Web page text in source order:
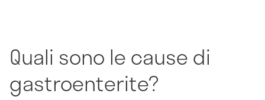
Quali sono le cause di
gastroenterite?